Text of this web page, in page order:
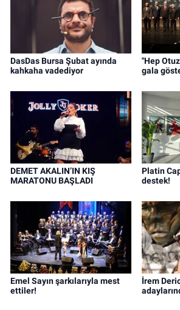
DasDas Bursa Şubat ayında
kahkaha vadediyor
"Hep
gala
DEMET AKALIN’IN KIŞ
MARATONU BAŞLADI
Platin
destek!
Emel Sayın şarkılarıyla mest
ettiler!
İrem